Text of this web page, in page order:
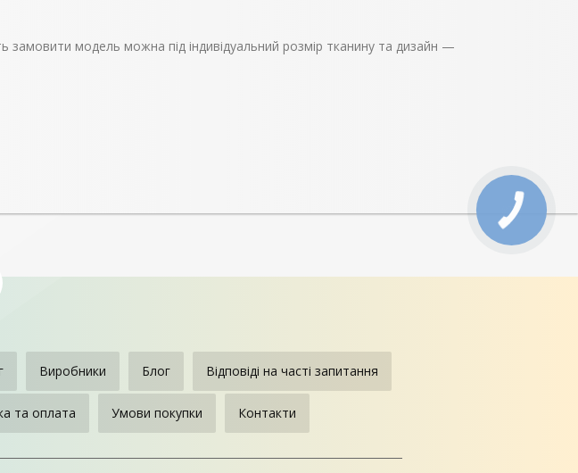
замовити модель можна під індивідуальний розмір тканину та дизайн —
Виробники Блог Відповіді на часті запитання
та оплата Умови покупки Контакти